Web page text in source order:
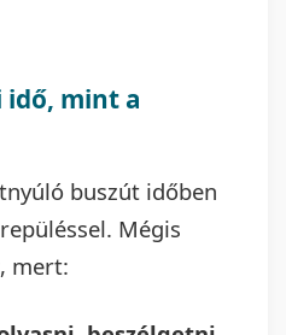
idő, mint a
buszút időben
Mégis
mert: